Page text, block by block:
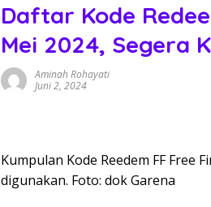
Daftar Kode
Mei 2024, Segera
Aminah Rohayati
Juni 2, 2024
Kumpulan Kode Reedem FF Free
digunakan. Foto: dok Garena